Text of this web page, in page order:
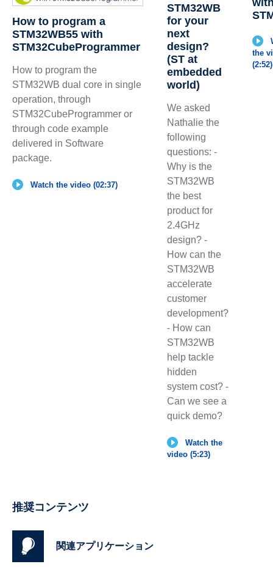
How to program a
STM32WB55 with
STM32CubeProgrammer
How to program the
STM32WB dual core in single
operation, through
STM32CubeProgrammer or
through code example
delivered in Software
package.
Watch the video (02:37)
STM32WB
for your
next
design?
(ST at
embedded
world)
We asked
Nathalie the
following
questions: -
Why is the
STM32WB
the best
product for
2.4GHz
design? -
How can the
STM32WB
accelerate
customer
development?
- How can
STM32WB
help tackle
hidden
system cost? -
Can we see a
quick demo?
Watch the
video (5:23)
the
(2:52)
推奨コンテンツ
関連アプリケーション